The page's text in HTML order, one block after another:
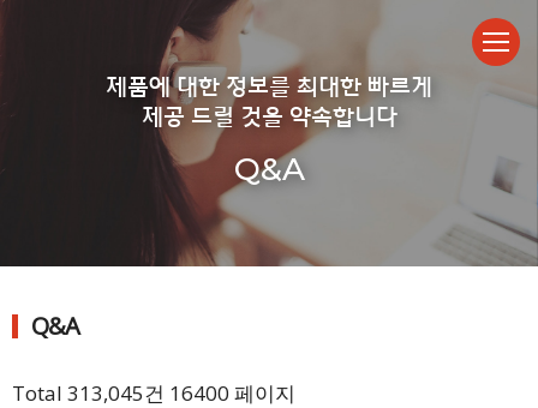
제품에 대한 정보를 최대한 빠르게
제공 드릴 것을 약속합니다
Q&A
Q&A
Total 313,045건 16400 페이지